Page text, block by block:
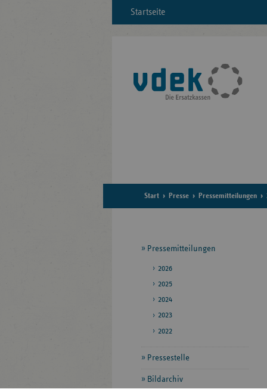
Startseite
Start Presse Pressemitteilungen
Seitennavigation
Pressemitteilungen
2026
2025
2024
2023
2022
Pressestelle
Bildarchiv